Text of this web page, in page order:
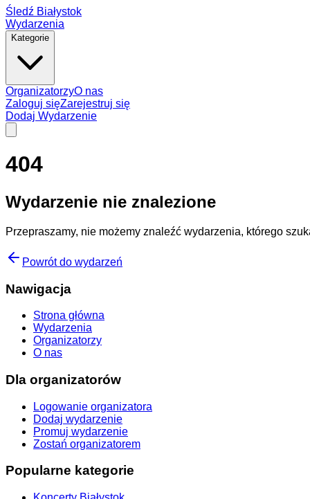
Śledź Białystok
Wydarzenia
Kategorie
OrganizatorzyO nas
Zaloguj sięZarejestruj się
Dodaj Wydarzenie
404
Wydarzenie nie znalezione
Przepraszamy, nie możemy znaleźć wydarzenia, którego
Powrót do wydarzeń
Nawigacja
Strona główna
Wydarzenia
Organizatorzy
O nas
Dla organizatorów
Logowanie organizatora
Dodaj wydarzenie
Promuj wydarzenie
Zostań organizatorem
Popularne kategorie